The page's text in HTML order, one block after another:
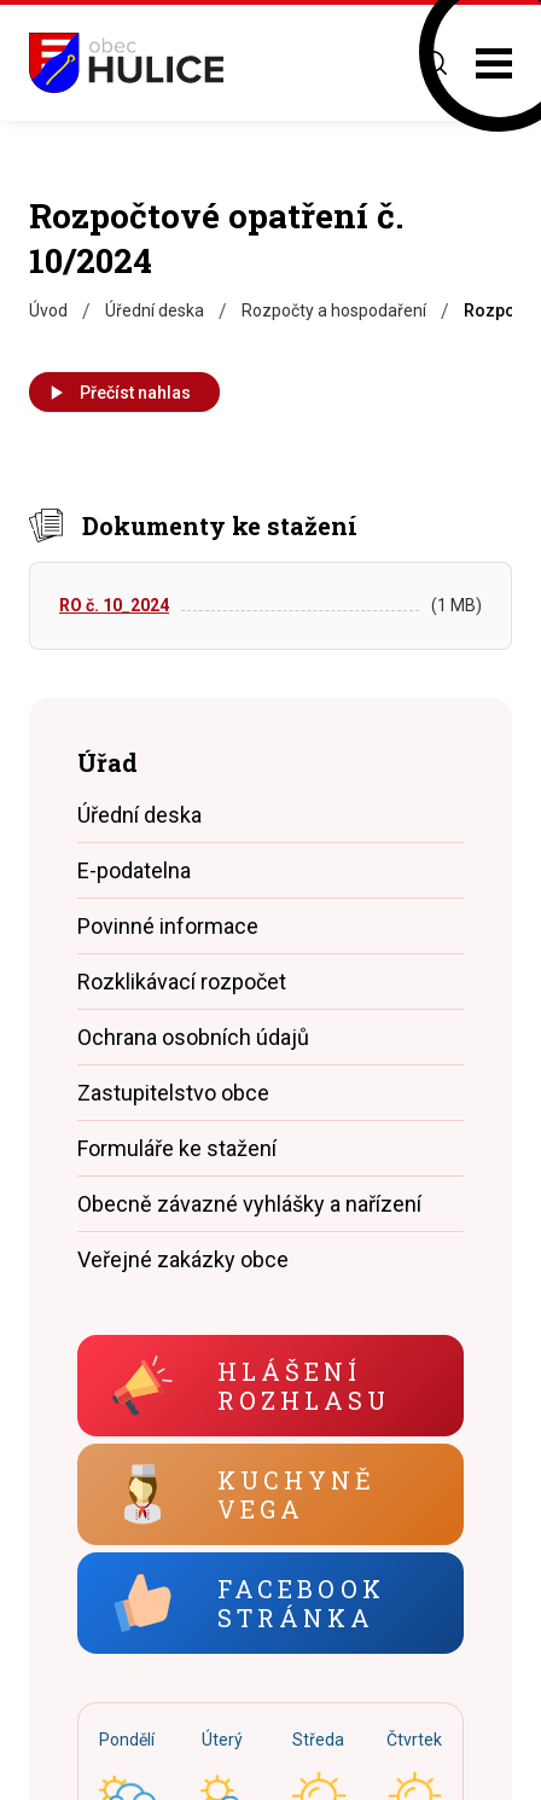
Rozpočtové opatření č.
10/2024
Úvod / Úřední deska / Rozpočty a hospodaření /
Přečíst nahlas
Dokumenty ke stažení
RO č. 10_2024 (1 MB)
Úřad
Úřední deska
E-podatelna
Povinné informace
Rozklikávací rozpočet
Ochrana osobních údajů
Zastupitelstvo obce
Formuláře ke stažení
Obecně závazné vyhlášky a nařízení
Veřejné zakázky obce
HLÁŠENÍ
ROZHLASU
KUCHYNĚ
VEGA
FACEBOOK
STRÁNKA
Pondělí Úterý Středa Čtvrtek